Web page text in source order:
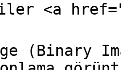
<a
(Binary